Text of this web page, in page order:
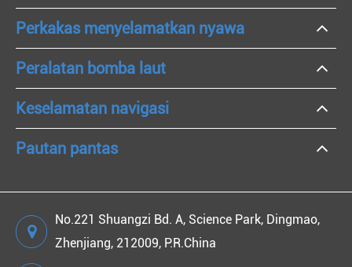
Perkakas menyelamatkan nyawa
Peralatan bomba laut
Keselamatan navigasi
Pautan pantas
No.221 Shuangzi Bd. A, Science Park, Dingmao,
Zhenjiang, 212009, P.R.China